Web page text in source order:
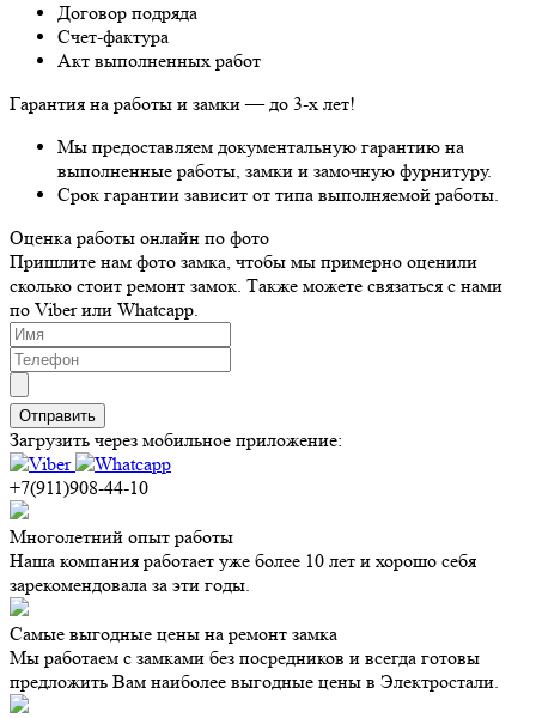
Договор подряда
Счет-фактура
Акт выполненных работ
Гарантия на работы и замки — до 3-х лет!
Мы предоставляем документальную гарантию на
выполненные работы, замки и замочную фурнитуру.
Срок гарантии зависит от типа выполняемой работы.
Оценка работы онлайн по фото
Пришлите нам фото замка, чтобы мы примерно оценили
сколько стоит ремонт замок. Также можете связаться с нами
по Viber или Whatcapp.
Загрузить через мобильное приложение:
+7(911)908-44-10
Многолетний опыт работы
Наша компания работает уже более 10 лет и хорошо себя
зарекомендовала за эти годы.
Самые выгодные цены на ремонт замка
Мы работаем с замками без посредников и всегда готовы
предложить Вам наиболее выгодные цены в Электростали.